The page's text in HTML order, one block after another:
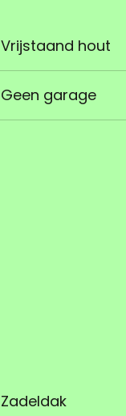
Vrijstaand hout
Geen garage
Zadeldak